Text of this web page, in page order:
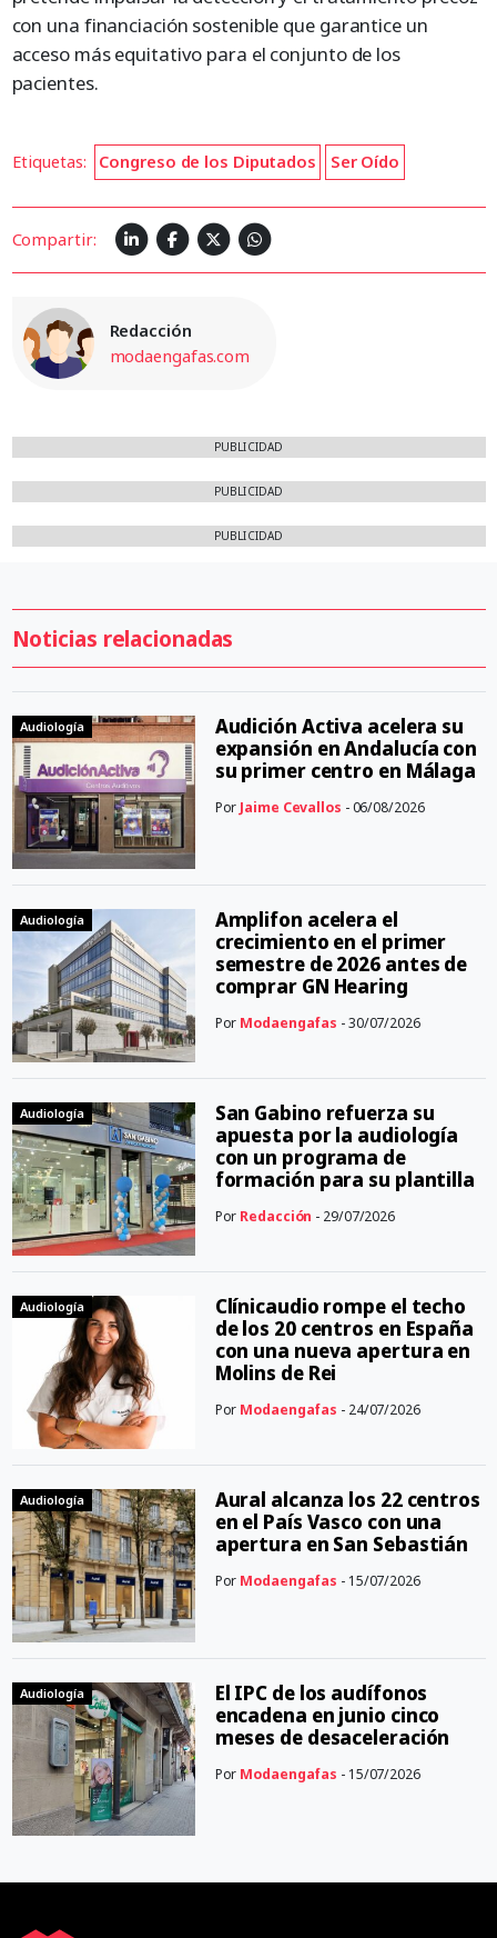
con una financiación sostenible que garantice un
acceso más equitativo para el conjunto de los
pacientes.
Etiquetas: Congreso de los Diputados Ser Oído
Compartir:
Redacción
modaengafas.com
PUBLICIDAD
PUBLICIDAD
PUBLICIDAD
Noticias relacionadas
Audiología
Audición Activa acelera su
expansión en Andalucía con
su primer centro en Málaga
Por Jaime Cevallos - 06/08/2026
Audiología
Amplifon acelera el
crecimiento en el primer
semestre de 2026 antes de
comprar GN Hearing
Por Modaengafas - 30/07/2026
Audiología
San Gabino refuerza su
apuesta por la audiología
con un programa de
formación para su plantilla
Por Redacción - 29/07/2026
Audiología
Clínicaudio rompe el techo
de los 20 centros en España
con una nueva apertura en
Molins de Rei
Por Modaengafas - 24/07/2026
Audiología
Aural alcanza los 22 centros
en el País Vasco con una
apertura en San Sebastián
Por Modaengafas - 15/07/2026
Audiología
El IPC de los audífonos
encadena en junio cinco
meses de desaceleración
Por Modaengafas - 15/07/2026